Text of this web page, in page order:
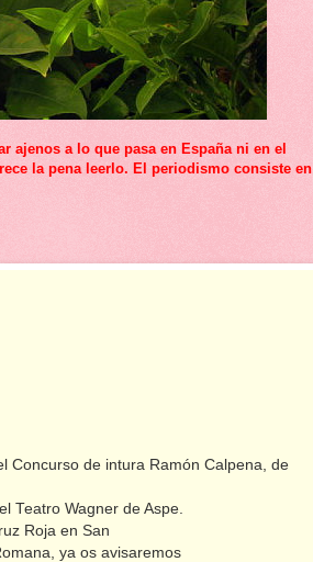
ajenos a lo que pasa en España ni en el
la pena leerlo. El periodismo consiste en
Concurso de intura Ramón Calpena, de
Teatro Wagner de Aspe.
Roja en San
ya os avisaremos